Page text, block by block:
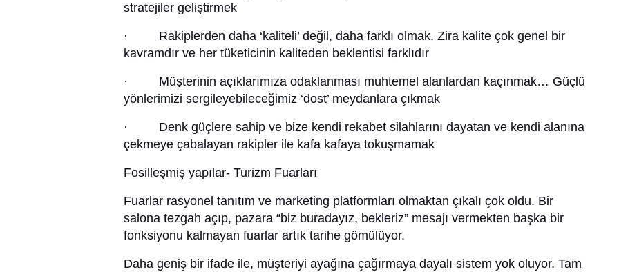
stratejiler geliştirmek
· Rakiplerden daha ‘kaliteli’ değil, daha farklı olmak. Zira kalite çok genel bir
kavramdır ve her tüketicinin kaliteden beklentisi farklıdır
· Müşterinin açıklarımıza odaklanması muhtemel alanlardan kaçınmak… Güçlü
yönlerimizi sergileyebileceğimiz ‘dost’ meydanlara çıkmak
· Denk güçlere sahip ve bize kendi rekabet silahlarını dayatan ve kendi alanına
çekmeye çabalayan rakipler ile kafa kafaya tokuşmamak
Fosilleşmiş yapılar- Turizm Fuarları
Fuarlar rasyonel tanıtım ve marketing platformları olmaktan çıkalı çok oldu. Bir
salona tezgah açıp, pazara “biz buradayız, bekleriz” mesajı vermekten başka bir
fonksiyonu kalmayan fuarlar artık tarihe gömülüyor.
Daha geniş bir ifade ile, müşteriyi ayağına çağırmaya dayalı sistem yok oluyor. Tam